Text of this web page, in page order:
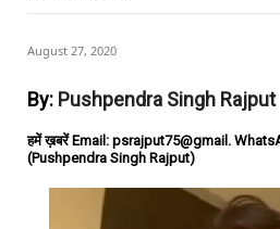
August 27, 2020
By: Pushpendra Singh Rajput
हमें ख़बरें Email: psrajput75@gmail.
(Pushpendra Singh Rajput)